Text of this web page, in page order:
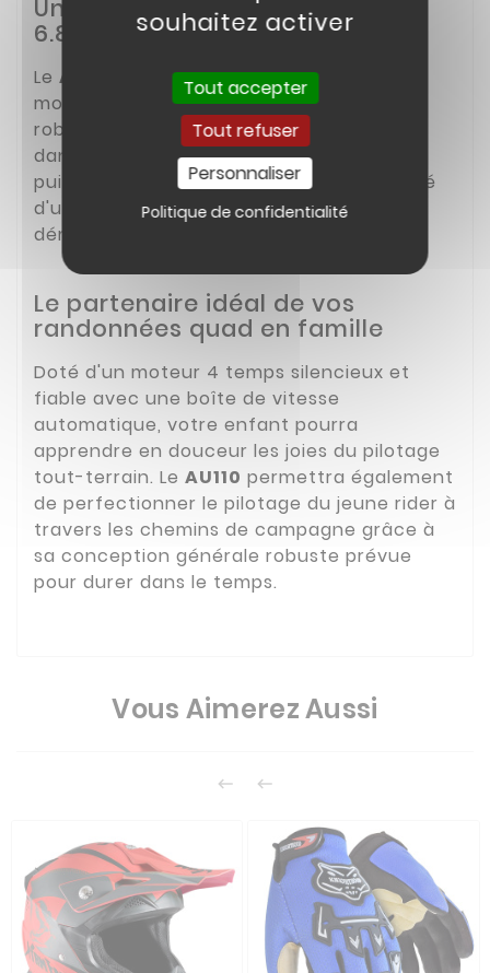
Un moteur 110cc développant
6.8ch
Le AU110 de chez Kayoest équipé d'un
moteur 110cm
34 temps, conçu pour être
robuste et facile à entretenir pour durer
dans le temps. Ce quad enfant, d'une
puissance de 6.8ch, est également équipé
d'un démarreur électrique, idéal pour
démarrer simplement en toute situation.
Le partenaire idéal de vos
randonnées quad en famille
Doté d'un moteur 4 temps silencieux et
fiable avec une boîte de vitesse
automatique, votre enfant pourra
apprendre en douceur les joies du pilotage
tout-terrain. Le AU110 permettra également
de perfectionner le pilotage du jeune rider à
travers les chemins de campagne grâce à
sa conception générale robuste prévue
pour durer dans le temps.
Vous Aimerez Aussi
 
souhaitez activer
Tout accepter
Tout refuser
Personnaliser
Politique de confidentialité